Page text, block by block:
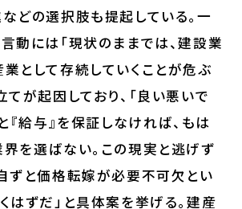
どの選択肢も提起している。一
動には「現状のままでは、建設業
として存続していくことが危ぶ
てが起因しており、「良い悪いで
『給与』を保証しなければ、もは
を選ばない。この現実と逃げず
ずと価格転嫁が必要不可欠とい
はずだ」と具体案を挙げる。建産